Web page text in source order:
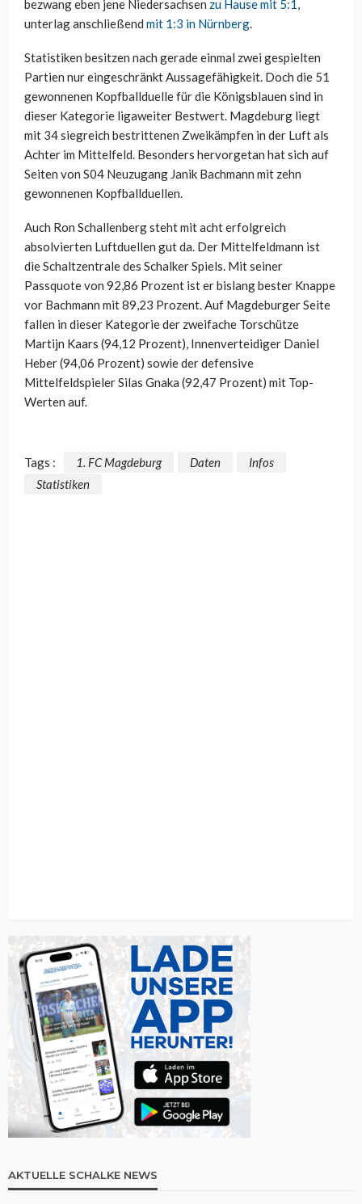
bezwang eben jene Niedersachsen zu Hause mit 5:1 ,
unterlag anschließend mit 1:3 in Nürnberg.
Statistiken besitzen nach gerade einmal zwei gespielten
Partien nur eingeschränkt Aussagefähigkeit. Doch die 51
gewonnenen Kopfballduelle für die Königsblauen sind in
dieser Kategorie ligaweiter Bestwert. Magdeburg liegt
mit 34 siegreich bestrittenen Zweikämpfen in der Luft als
Achter im Mittelfeld. Besonders hervorgetan hat sich auf
Seiten von S04 Neuzugang Janik Bachmann mit zehn
gewonnenen Kopfballduellen.
Auch Ron Schallenberg steht mit acht erfolgreich
absolvierten Luftduellen gut da. Der Mittelfeldmann ist
die Schaltzentrale des Schalker Spiels. Mit seiner
Passquote von 92,86 Prozent ist er bislang bester Knappe
vor Bachmann mit 89,23 Prozent. Auf Magdeburger Seite
fallen in dieser Kategorie der zweifache Torschütze
Martijn Kaars (94,12 Prozent), Innenverteidiger Daniel
Heber (94,06 Prozent) sowie der defensive
Mittelfeldspieler Silas Gnaka (92,47 Prozent) mit Top-
Werten auf.
Tags : 1. FC Magdeburg Daten
Infos
Statistiken
AKTUELLE SCHALKE NEWS